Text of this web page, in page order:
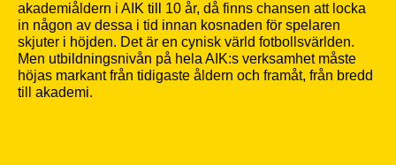
akademiåldern i AIK till 10 år, då finns chansen att locka
in någon av dessa i tid innan kosnaden för spelaren
skjuter i höjden. Det är en cynisk värld fotbollsvärlden.
Men utbildningsnivån på hela AIK:s verksamhet måste
höjas markant från tidigaste åldern och framåt, från bredd
till akademi.